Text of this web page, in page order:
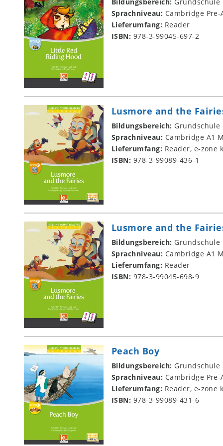
Sprachniveau: Cambridge
Lieferumfang: Reader
ISBN: 978-3-99045-697-2
Lusmore and the
Bildungsbereich: Grundschule
Sprachniveau: Cambridge A1
Lieferumfang: Reader, e-zone
ISBN: 978-3-99089-436-1
Lusmore and the
Bildungsbereich: Grundschule
Sprachniveau: Cambridge A1
Lieferumfang: Reader
ISBN: 978-3-99045-698-9
Peach Boy
Bildungsbereich: Grundschule
Sprachniveau: Cambridge
Lieferumfang: Reader, e-zone
ISBN: 978-3-99089-431-6